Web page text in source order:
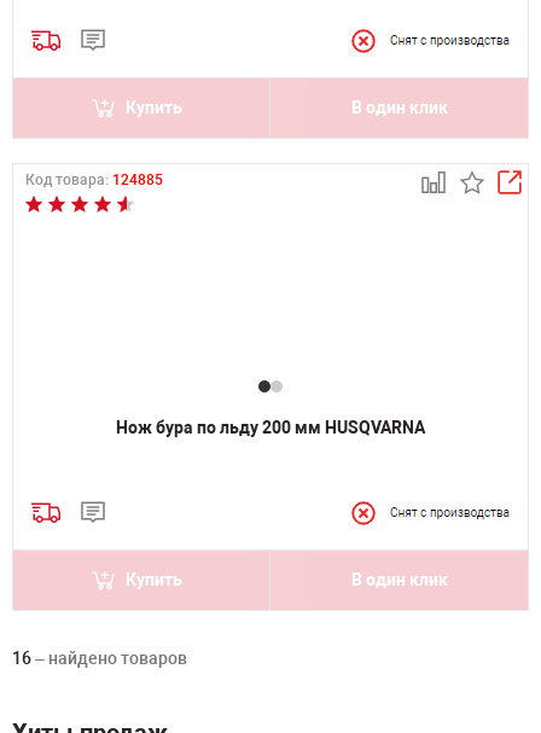
Купить В один клик
Код товара: 124885
Нож бура по льду 200 мм HUSQVARNA
Купить В один клик
16– найдено товаров